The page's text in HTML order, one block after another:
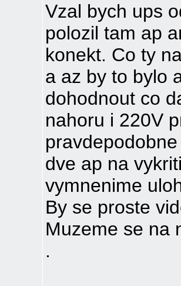
Vzal bych ups
polozil tam ap
konekt. Co ty
a az by to bylo
dohodnout co
nahoru i 220V
dve ap na
vymnenime
By se proste
Muzeme se na
.